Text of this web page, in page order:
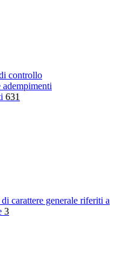
controllo
631
carattere generale riferiti a
3